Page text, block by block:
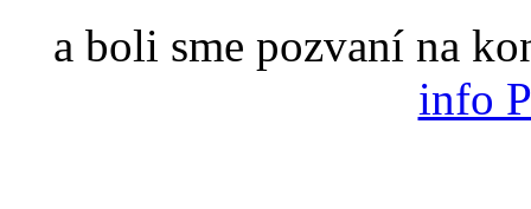
a boli sme pozvaní na
info